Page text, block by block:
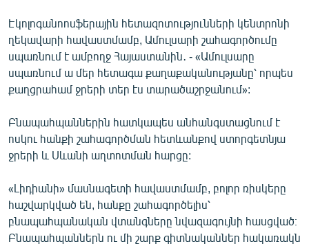
Էկոլոգանոոսֆերային հետազոտությունների կենտրոնի
ղեկավարի հավաստմամբ, Ամուլսարի շահագործումը
սպառնում է ամբողջ Հայաստանին․ - «Ամուլսարը
սպառնում ա մեր հետագա քաղաքականությանը՝ որպես
քաղցրահամ ջրերի տեր էս տարածաշրջանում»:
Բնապահպաններին հատկապես անհանգստացնում է
ոսկու հանքի շահագործման հետևանքով ստորգետնյա
ջրերի և Սևանի աղտոտման հարցը:
«Լիդիանի» մասնագետի հավաստմամբ, բոլոր ռիսկերը
հաշվարկված են, հանքը շահագործելիս՝
բնապահպանական վտանգները նվազագույնի հասցված։
Բնապահպաններն ու մի շարք գիտնականներ հակառակն